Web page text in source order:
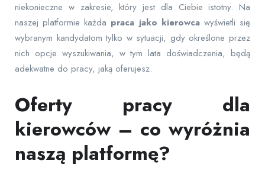
niekonieczne w zakresie, który jest dla Ciebie istotny. Na
naszej platformie każda praca jako kierowca wyświetli się
wybranym kandydatom tylko w sytuacji, gdy określone przez
nich opcje wyszukiwania, w tym lata doświadczenia, będą
adekwatne do pracy, jaką oferujesz.
Oferty pracy dla
kierowców – co wyróżnia
naszą platformę?